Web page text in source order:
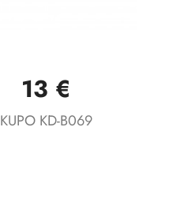
Vista rápida
13 €
KUPO KD-B069